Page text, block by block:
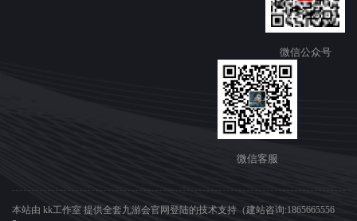
微信公众号
微信客服
本站由 kk工作室 提供全套九游会官网登陆的技术支持（建站咨询:1865665556